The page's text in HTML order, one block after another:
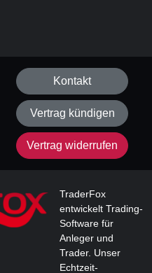
Kontakt
Vertrag kündigen
Vertrag widerrufen
TraderFox
entwickelt Trading-
Software für
Anleger und
Trader. Unser
Echtzeit-